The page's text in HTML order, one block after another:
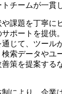
チームが一貫
課題を丁寧に
ポートを提供
じて、ツール
索データやユ
策を提案する